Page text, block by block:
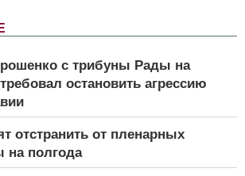
с трибуны Рады на
остановить агрессию
отстранить от пленарных
на полгода